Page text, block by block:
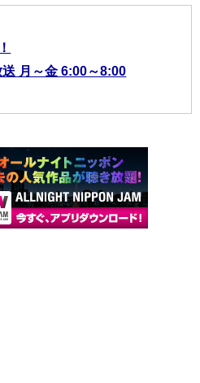
月～金 6:00～8:00